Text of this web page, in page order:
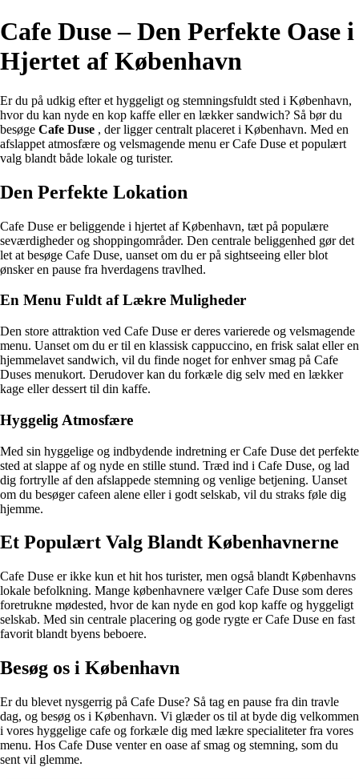
Cafe Duse – Den Perfekte Oase i
Hjertet af København
Er du på udkig efter et hyggeligt og stemningsfuldt sted i København,
hvor du kan nyde en kop kaffe eller en lækker sandwich? Så bør du
besøge Cafe Duse , der ligger centralt placeret i København. Med en
afslappet atmosfære og velsmagende menu er Cafe Duse et populært
valg blandt både lokale og turister.
Den Perfekte Lokation
Cafe Duse er beliggende i hjertet af København, tæt på populære
seværdigheder og shoppingområder. Den centrale beliggenhed gør det
let at besøge Cafe Duse, uanset om du er på sightseeing eller blot
ønsker en pause fra hverdagens travlhed.
En Menu Fuldt af Lækre Muligheder
Den store attraktion ved Cafe Duse er deres varierede og velsmagende
menu. Uanset om du er til en klassisk cappuccino, en frisk salat eller en
hjemmelavet sandwich, vil du finde noget for enhver smag på Cafe
Duses menukort. Derudover kan du forkæle dig selv med en lækker
kage eller dessert til din kaffe.
Hyggelig Atmosfære
Med sin hyggelige og indbydende indretning er Cafe Duse det perfekte
sted at slappe af og nyde en stille stund. Træd ind i Cafe Duse, og lad
dig fortrylle af den afslappede stemning og venlige betjening. Uanset
om du besøger cafeen alene eller i godt selskab, vil du straks føle dig
hjemme.
Et Populært Valg Blandt Københavnerne
Cafe Duse er ikke kun et hit hos turister, men også blandt Københavns
lokale befolkning. Mange københavnere vælger Cafe Duse som deres
foretrukne mødested, hvor de kan nyde en god kop kaffe og hyggeligt
selskab. Med sin centrale placering og gode rygte er Cafe Duse en fast
favorit blandt byens beboere.
Besøg os i København
Er du blevet nysgerrig på Cafe Duse? Så tag en pause fra din travle
dag, og besøg os i København. Vi glæder os til at byde dig velkommen
i vores hyggelige cafe og forkæle dig med lækre specialiteter fra vores
menu. Hos Cafe Duse venter en oase af smag og stemning, som du
sent vil glemme.